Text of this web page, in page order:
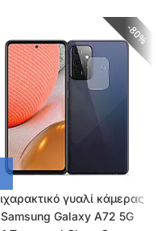
80%
γυαλί κάμερας
Samsung Galaxy A72 5G